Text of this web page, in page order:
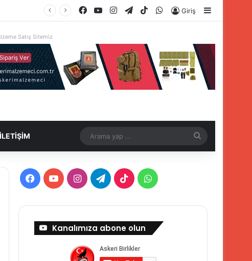
Facebook
YouTubeInstagram
TelegramTikTokWhatsApp
Giriş Kenar
Satış Sitemiz
İLETİŞİM
yap
Facebook
YouTubeInstagramTelegramTikTokWhatsApp
Kanalımıza abone olun